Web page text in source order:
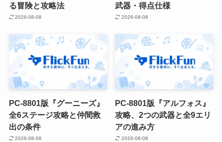
る冒険と攻略法
2026-08-08
武器・得点仕様
2026-08-08
PC-8801版『グーニーズ』
全6ステージ攻略と仲間救
出の条件
2026-08-08
PC-8801版『アルフォス』
攻略、2つの武器と全9エリ
アの進み方
2026-08-08